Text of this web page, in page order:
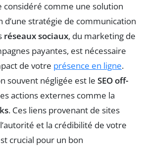
considéré comme une solution
d’une stratégie de communication
réseaux sociaux, du marketing de
payantes, est nécessaire
de votre présence en ligne.
souvent négligée est le SEO off-
actions externes comme la
. Ces liens provenant de sites
et la crédibilité de votre
crucial pour un bon